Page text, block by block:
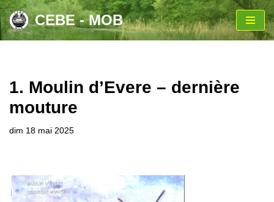
Aller
CEBE - MOB
1. Moulin d’Evere – dernière
mouture
dim 18 mai 2025